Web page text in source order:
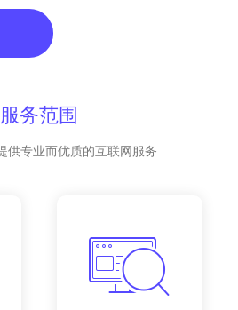
服务范围
供专业而优质的互联网服务